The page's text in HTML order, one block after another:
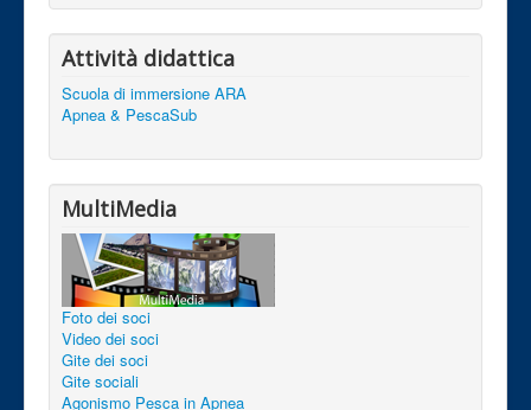
Attività didattica
Scuola di immersione ARA
Apnea & PescaSub
MultiMedia
Foto dei soci
Video dei soci
Gite dei soci
Gite sociali
Agonismo Pesca in Apnea